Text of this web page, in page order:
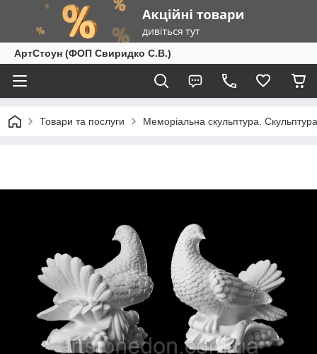
АртСтоун (ФОП Свиридко С.В.)
Товари та послуги Меморіальна скульптура.